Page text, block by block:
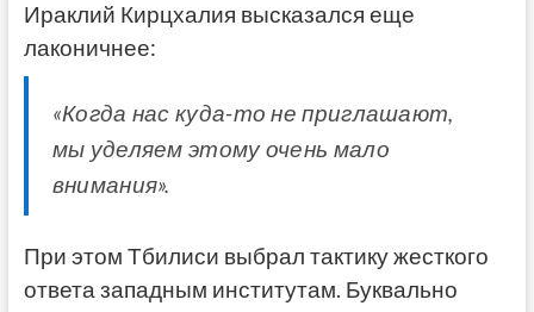
Ираклий Кирцхалия высказался еще
лаконичнее:
«Когда нас куда-то не приглашают,
мы уделяем этому очень мало
внимания».
При этом Тбилиси выбрал тактику жесткого
ответа западным институтам. Буквально